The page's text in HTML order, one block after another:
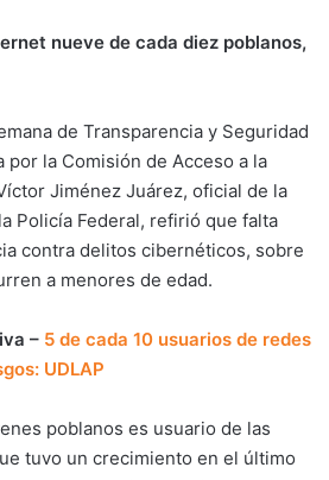
nueve de cada diez poblanos,
de Transparencia y Seguridad
la Comisión de Acceso a la
Jiménez Juárez, oficial de la
Policía Federal, refirió que falta
contra delitos cibernéticos, sobre
a menores de edad.
– 5 de cada 10 usuarios de redes
UDLAP
poblanos es usuario de las
tuvo un crecimiento en el último